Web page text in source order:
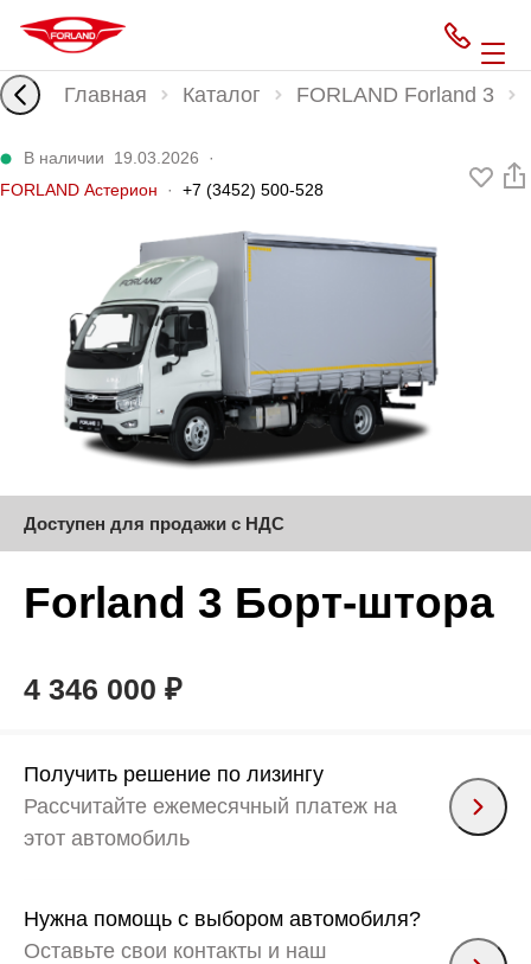
Главная Каталог FORLAND Forland 3
В наличии 19.03.2026 ·
FORLAND Астерион · +7 (3452) 500-528
Доступен для продажи с НДС
Forland 3 Борт-штора
4 346 000 ₽
Получить решение по лизингу
Рассчитайте ежемесячный платеж на
этот автомобиль
Нужна помощь с выбором автомобиля?
Оставьте свои контакты и наш